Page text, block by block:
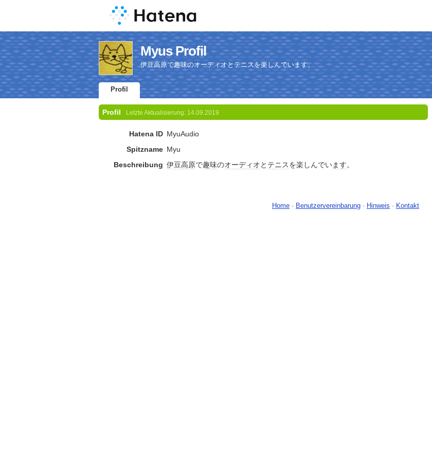
Myus Profil
伊豆高原で趣味のオーディオとテニスを楽しんでいます。
Profil
Profil Letzte Aktualisierung: 14.09.2019
Hatena ID MyuAudio
Spitzname Myu
Beschreibung 伊豆高原で趣味のオーディオと テニスを楽しんでいます。
Home - Benutzervereinbarung - Hinweis - Kontakt